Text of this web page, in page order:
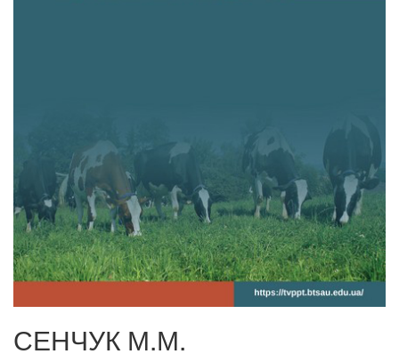
СЕНЧУК М.М.